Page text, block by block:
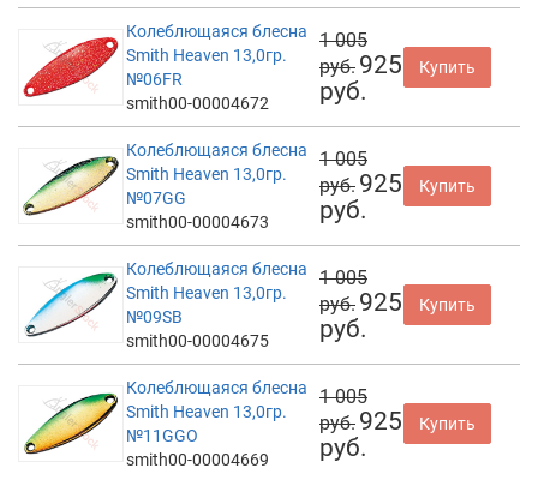
Колеблющаяся блесна
Smith Heaven 13,0гр.
№06FR
smith00-00004672
1 005
руб. 925
руб.
Купить
Колеблющаяся блесна
Smith Heaven 13,0гр.
№07GG
smith00-00004673
1 005
руб. 925
руб.
Купить
Колеблющаяся блесна
Smith Heaven 13,0гр.
№09SB
smith00-00004675
1 005
руб. 925
руб.
Купить
Колеблющаяся блесна
Smith Heaven 13,0гр.
№11GGO
smith00-00004669
1 005
руб. 925
руб.
Купить